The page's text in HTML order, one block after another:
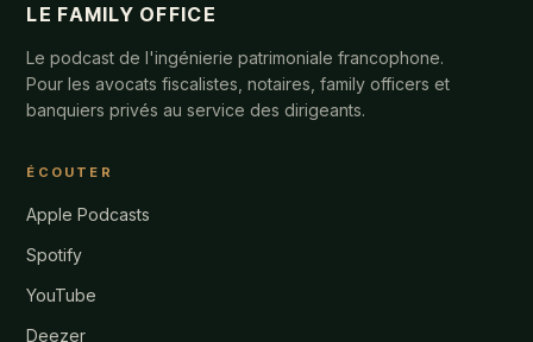
LE FAMILY OFFICE
Le podcast de l'ingénierie patrimoniale francophone.
Pour les avocats fiscalistes, notaires, family officers et
banquiers privés au service des dirigeants.
ÉCOUTER
Apple Podcasts
Spotify
YouTube
Deezer